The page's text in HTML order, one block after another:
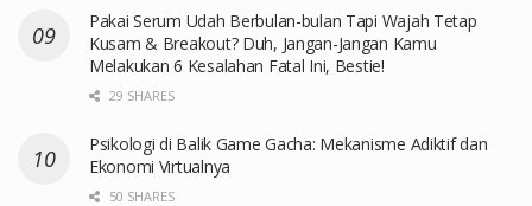
Pakai Serum Udah Berbulan-bulan Tapi Wajah Tetap
Kusam & Breakout? Duh, Jangan-Jangan Kamu
Melakukan 6 Kesalahan Fatal Ini, Bestie!
29 SHARES
Psikologi di Balik Game Gacha: Mekanisme Adiktif dan
Ekonomi Virtualnya
50 SHARES